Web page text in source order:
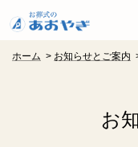
ホーム > お知らせとご案内
お